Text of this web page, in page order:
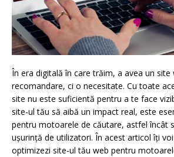
În era digitală în care trăim, a avea un
recomandare, ci o necesitate. Cu toate
site nu este suficientă pentru a te face
site-ul tău să aibă un impact real, este
pentru motoarele de căutare, astfel încât
ușurință de utilizatori. În acest articol îți
optimizezi site-ul tău web pentru